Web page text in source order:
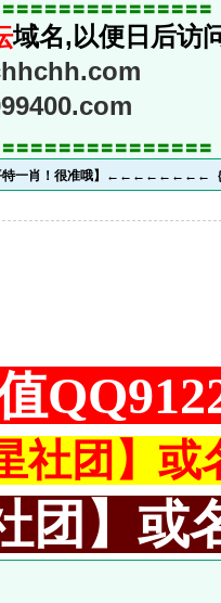
〓〓〓〓〓〓〓〓〓〓〓〓〓〓
域名,以便日后访
〓〓〓〓〓〓〓〓〓〓〓〓〓〓
一肖！很准哦】←←←←←←←←｛
社团】
团】或